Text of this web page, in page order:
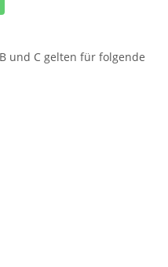
und C gelten für folgende